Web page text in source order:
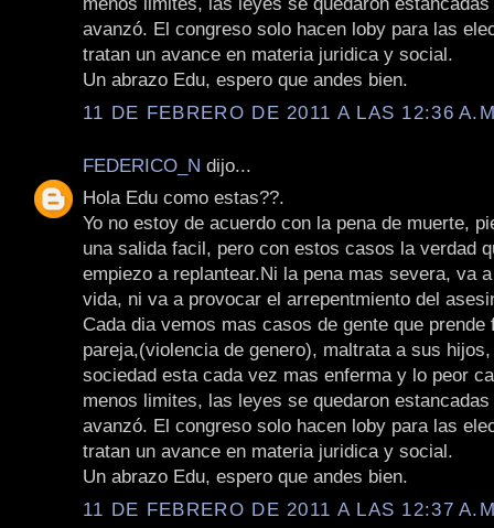
avanzó. El congreso solo hacen loby para las
tratan un avance en materia juridica y social.
Un abrazo Edu, espero que andes bien.
11 DE FEBRERO DE 2011 A LAS 12:36
FEDERICO_N dijo...
Hola Edu como estas??.
Yo no estoy de acuerdo con la pena de muerte,
una salida facil, pero con estos casos la verdad
empiezo a replantear.Ni la pena mas severa, va
vida, ni va a provocar el arrepentmiento del
Cada dia vemos mas casos de gente que prende
pareja,(violencia de genero), maltrata a sus
sociedad esta cada vez mas enferma y lo peor
menos limites, las leyes se quedaron
avanzó. El congreso solo hacen loby para las
tratan un avance en materia juridica y social.
Un abrazo Edu, espero que andes bien.
11 DE FEBRERO DE 2011 A LAS 12:37